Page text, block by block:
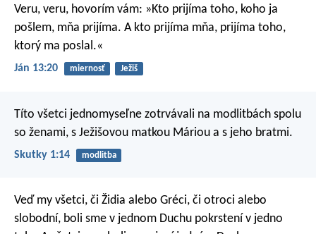
Veru, veru, hovorím vám: »Kto prijíma toho, koho ja
pošlem, mňa prijíma. A kto prijíma mňa, prijíma toho,
ktorý ma poslal.«
Ján 13:20 miernosť Ježiš
Títo všetci jednomyseľne zotrvávali na modlitbách spolu
so ženami, s Ježišovou matkou Máriou a s jeho bratmi.
Skutky 1:14 modlitba
Veď my všetci, či Židia alebo Gréci, či otroci alebo
slobodní, boli sme v jednom Duchu pokrstení v jedno